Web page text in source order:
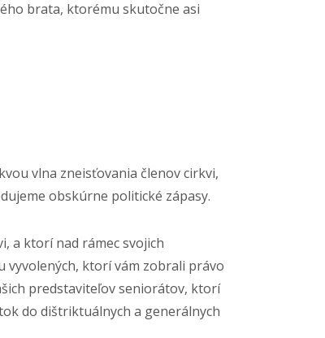
brata, ktorému skutočne asi
vlna zneisťovania členov cirkvi,
obskúrne politické zápasy.
a ktorí nad rámec svojich
vyvolených, ktorí vám zobrali právo
predstaviteľov seniorátov, ktorí
do dištriktuálnych a generálnych